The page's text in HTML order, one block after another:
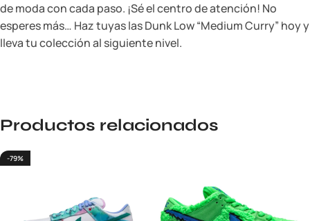
de moda con cada paso. ¡Sé el centro de atención! No
esperes más… Haz tuyas las Dunk Low “Medium Curry” hoy y
lleva tu colección al siguiente nivel.
Productos relacionados
-79%